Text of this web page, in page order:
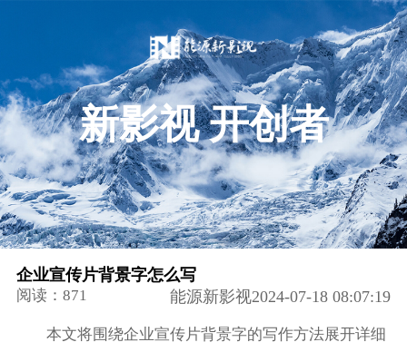
新影视 开创者
企业宣传片背景字怎么写
阅读：871 能源新影视2024-07-18 08:07:19
本文将围绕企业宣传片背景字的写作方法展开详细